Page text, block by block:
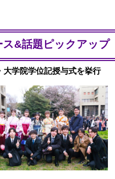
ス&話題ピックアップ
大学院学位記授与式を挙行